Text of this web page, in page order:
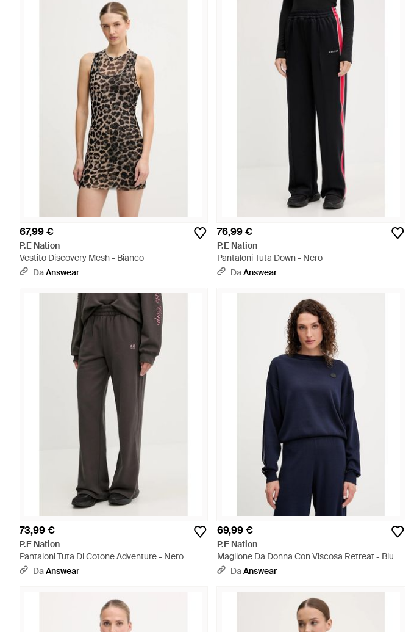
67,99 €
P.E Nation
Vestito Discovery Mesh - Bianco
DaAnswear
76,99 €
P.E Nation
Pantaloni Tuta Down - Nero
DaAnswear
73,99 €
P.E Nation
Pantaloni Tuta Di Cotone Adventure - Nero
DaAnswear
69,99 €
P.E Nation
Maglione Da Donna Con Viscosa Retreat - Blu
DaAnswear